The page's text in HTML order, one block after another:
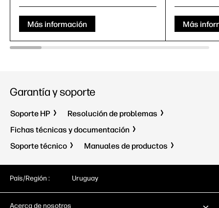
Más información Más
Garantía y soporte
Soporte HP
Resolución de problemas
Fichas técnicas y documentación
Soporte técnico
Manuales de productos
País/Región : Uruguay
Acerca de nosotros